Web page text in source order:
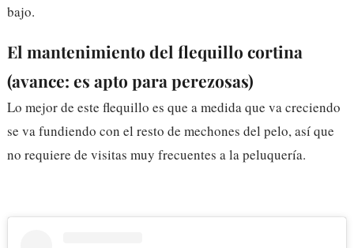
bajo.
El mantenimiento del flequillo cortina
(avance: es apto para perezosas)
Lo mejor de este flequillo es que a medida que va creciendo
se va fundiendo con el resto de mechones del pelo, así que
no requiere de visitas muy frecuentes a la peluquería.